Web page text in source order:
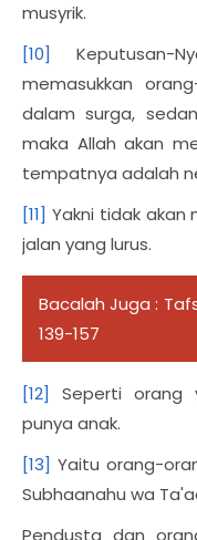
musyrik.
[10]
Keputusan-
memasukkan
dalam surga,
maka Allah akan
tempatnya adalah
[11] Yakni tidak
jalan yang lurus.
Bacalah Juga :
139-157
[12]
Seperti orang
punya anak.
[13] Yaitu orang-
Subhaanahu wa
Pendusta dan